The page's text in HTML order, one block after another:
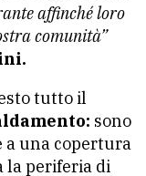
affinché loro
comunità”
tutto il
sono
una copertura
la periferia di